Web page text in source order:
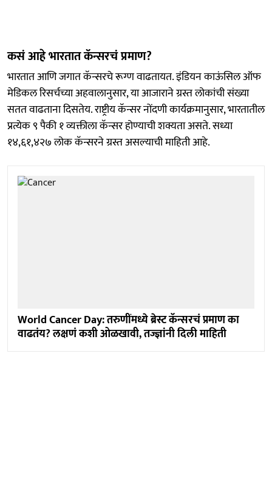
कसं आहे भारतात कॅन्सरचं प्रमाण?
भारतात आणि जगात कॅन्सरचे रूग्ण वाढतायत. इंडियन काऊंसिल ऑफ
मेडिकल रिसर्चच्या अहवालानुसार, या आजाराने ग्रस्त लोकांची संख्या
सतत वाढताना दिसतेय. राष्ट्रीय कॅन्सर नोंदणी कार्यक्रमानुसार, भारतातील
प्रत्येक ९ पैकी १ व्यक्तीला कॅन्सर होण्याची शक्यता असते. सध्या
१४,६१,४२७ लोक कॅन्सरने ग्रस्त असल्याची माहिती आहे.
World Cancer Day: तरुणींमध्ये ब्रेस्ट कॅन्सरचं प्रमाण का
वाढतंय? लक्षणं कशी ओळखावी, तज्ज्ञांनी दिली माहिती